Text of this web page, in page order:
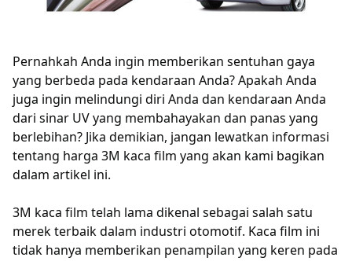
Pernahkah Anda ingin memberikan sentuhan gaya
yang berbeda pada kendaraan Anda? Apakah Anda
juga ingin melindungi diri Anda dan kendaraan Anda
dari sinar UV yang membahayakan dan panas yang
berlebihan? Jika demikian, jangan lewatkan informasi
tentang harga 3M kaca film yang akan kami bagikan
dalam artikel ini.
3M kaca film telah lama dikenal sebagai salah satu
merek terbaik dalam industri otomotif. Kaca film ini
tidak hanya memberikan penampilan yang keren pada